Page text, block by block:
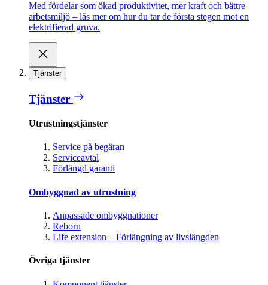
Med fördelar som ökad produktivitet, mer kraft och bättre
arbetsmiljö – läs mer om hur du tar de första stegen mot en
elektrifierad gruva.
Tjänster
Tjänster
Utrustningstjänster
Service på begäran
Serviceavtal
Förlängd garanti
Ombyggnad av utrustning
Anpassade ombyggnationer
Reborn
Life extension – Förlängning av livslängden
Övriga tjänster